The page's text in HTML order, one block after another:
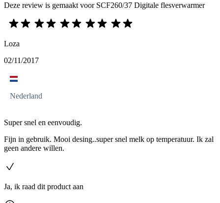
Deze review is gemaakt voor SCF260/37 Digitale flesverwarmer
Loza
02/11/2017
Nederland
Super snel en eenvoudig.
Fijn in gebruik. Mooi desing..super snel melk op temperatuur. Ik zal
geen andere willen.
Ja, ik raad dit product aan